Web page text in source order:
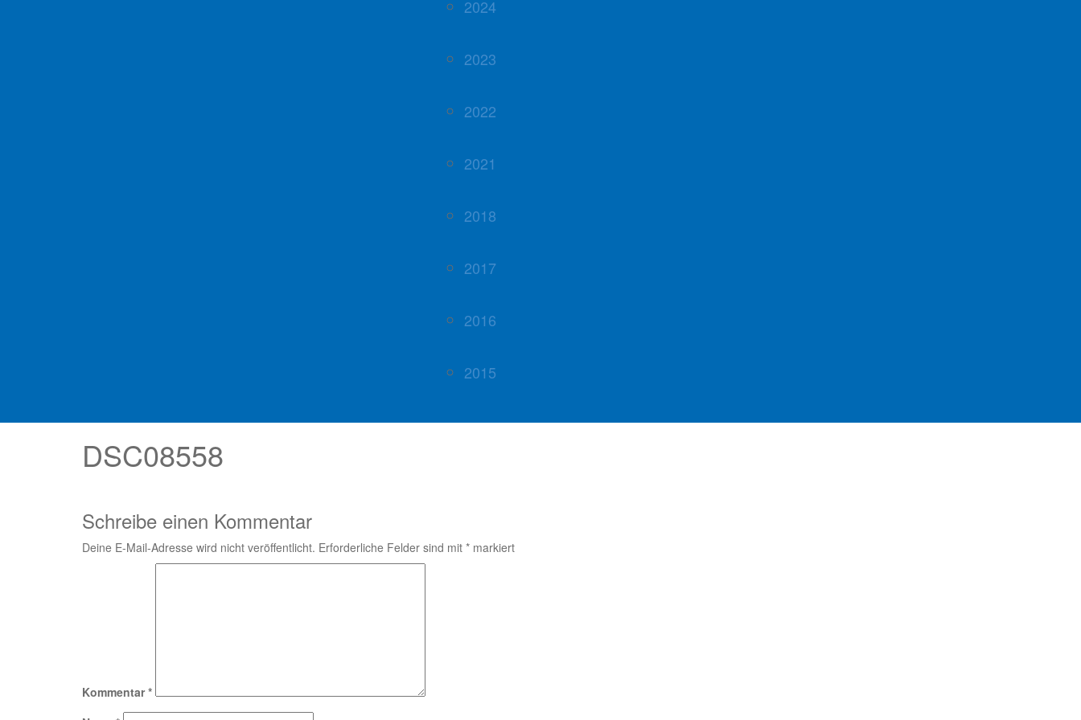
2024
2023
2022
2021
2018
2017
2016
2015
DSC08558
Schreibe einen Kommentar
Deine E-Mail-Adresse wird nicht veröffentlicht. Erforderliche Felder sind mit * markiert
Kommentar*